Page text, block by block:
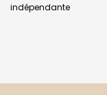
indépendante